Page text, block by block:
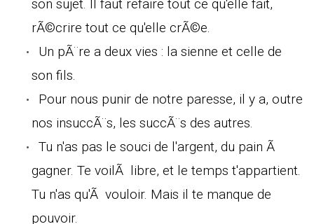
son sujet. Il faut refaire tout ce qu'elle fait,
rÃ©crire tout ce qu'elle crÃ©e.
Un pÃ¨re a deux vies : la sienne et celle de
son fils.
Pour nous punir de notre paresse, il y a, outre
nos insuccÃ¨s, les succÃ¨s des autres.
Tu n'as pas le souci de l'argent, du pain Ã
gagner. Te voilÃ libre, et le temps t'appartient.
Tu n'as qu'Ã vouloir. Mais il te manque de
pouvoir.